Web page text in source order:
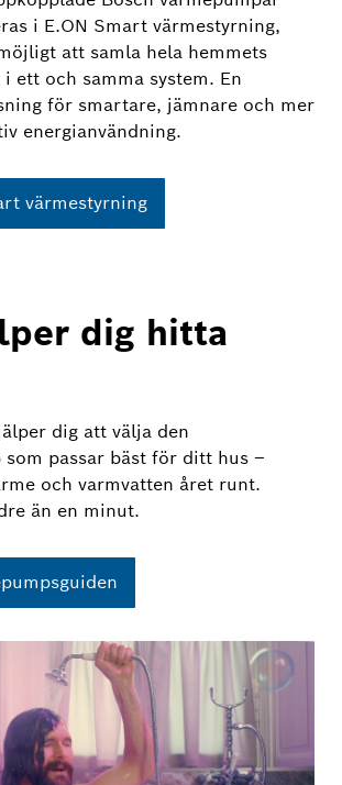
i E.ON Smart värmestyrning,
att samla hela hemmets
ett och samma system. En
för smartare, jämnare och mer
energianvändning.
värmestyrning
dig hitta
dig att välja den
som passar bäst för ditt hus –
och varmvatten året runt.
än en minut.